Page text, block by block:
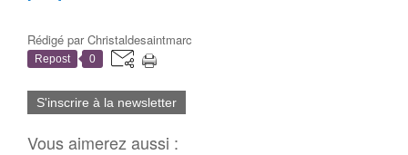
Rédigé parChristaldesaintmarc
Repost 0
S'inscrire à la newsletter
Vous aimerez aussi :